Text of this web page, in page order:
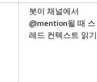
봇이 채널에서
@mention될 때 스
레드 컨텍스트 읽기